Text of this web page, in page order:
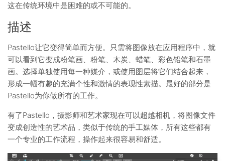
这在传统环境中是困难的或不可能的。
描述
Pastello让它变得简单而方便。只需将图像放在应用程序中，就
可以看到它变成粉笔画、粉笔、木炭、蜡笔、彩色铅笔和石墨
画。选择单独使用每一种媒介，或使用图层将它们结合起来，
形成一幅有趣的充满个性和激情的表现性素描。最好的部分是
Pastello为你做所有的工作。
有了Pastello，摄影师和艺术家现在可以超越相机，将图像文件
变成创造性的艺术品，类似于传统的手工媒体，所有这些都有
一个专业的工作流程，操作起来很容易和舒适。